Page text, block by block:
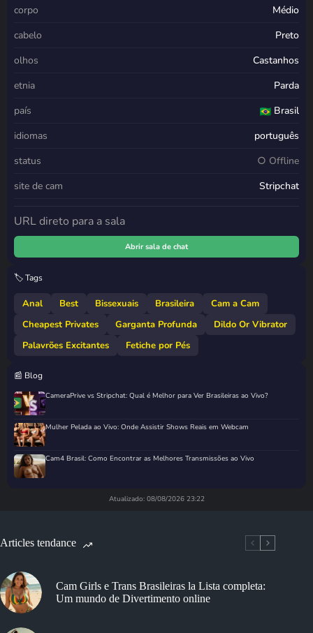
corpo
Médio
cabelo
Preto
olhos
Castanhos
etnia
Parda
país
Brasil
idiomas
português
status
○ Offline
site de cam
Stripchat
URL direto para a sala
Abrir sala de chat
🏷️ Tags
Anal Best Bissexuais Brasileira
Cam a Cam
Cheapest Privates
Garganta Profunda
Dildo Or Vibrator
Palavrões Excitantes
Fetiche por Pés
📰 Blog
CameraPrive vs Stripchat: Qual é Melhor para Ver Brasileiras ao Vivo?
Mulher Pelada ao Vivo: Onde Assistir Shows Reais em Webcam
Cam4 Brasil: Como Encontrar as Melhores Transmissões ao Vivo
Atualizado: 08/08/2026 23:22
Articles tendance
Cam Girls e Trans Brasileiras la Lista completa:
Um mundo de Divertimento online